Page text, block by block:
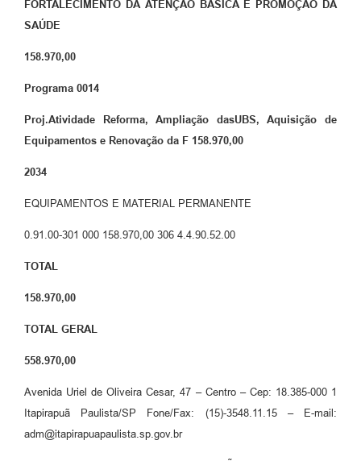
FORTALECIMENTO DA ATENÇÃO BÁSICA E PROMOÇÃO DA
SAÚDE
158.970,00
Programa 0014
Proj.Atividade
Reforma, Ampliação dasUBS, Aquisição de
Equipamentos e Renovação da F 158.970,00
2034
EQUIPAMENTOS E MATERIAL PERMANENTE
0.91.00-301 000 158.970,00 306 4.4.90.52.00
TOTAL
158.970,00
TOTAL GERAL
558.970,00
Avenida Uriel de Oliveira Cesar, 47 – Centro – Cep: 18.385-000 1
Itapirapuã Paulista/SP Fone/Fax: (15)-3548.11.15 – E-mail:
adm@itapirapuapaulista.sp.gov.br